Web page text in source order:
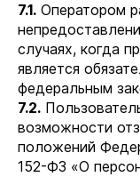
7.1. Оператором
случаях, когда
является
федеральным
7.2.
возможности
положений
152-ФЗ «О